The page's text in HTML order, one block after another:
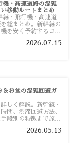
機・高速道路の混雑
移動ルートまとめ
線・飛行機・高速道
総まとめ。新幹線の
を安く予約するコ
説します。2026.07.15
＆お盆の混雑回避ガ
しく解説。新幹線・
間、渋滞回避方法、
段別の特徴まで旅行
2026.05.13